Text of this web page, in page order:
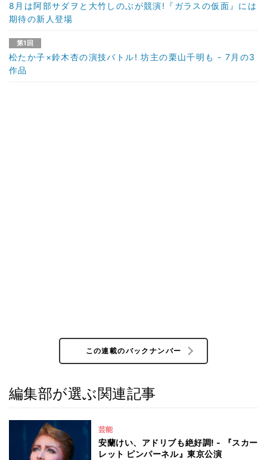
8月は阿部サダヲと大竹しのぶが競演!『ガラスの仮面』には
期待の新人登場
第1回
松たか子×鈴木杏の演技バトル! 坊主の栗山千明も - 7月の3
作品
この連載のバックナンバー
編集部が選ぶ関連記事
芸能
安蘭けい、アドリブも絶好調! - 『スカー
レット ピンパーネル』東京公演